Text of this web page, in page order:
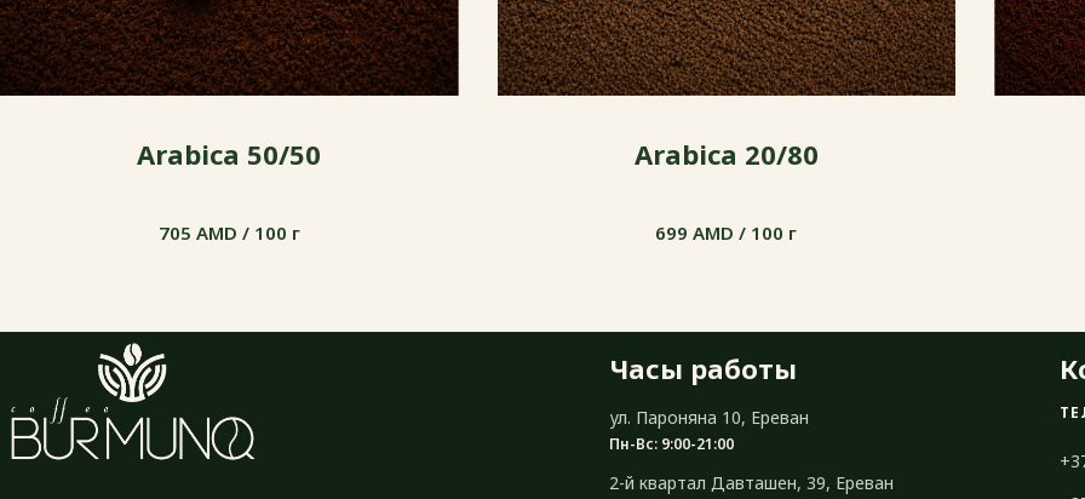
Arabica 50/50
705 AMD / 100 г
Arabica 20/80
699 AMD / 100 г
Часы работы
ул. Пароняна 10, Ереван
Пн-Вс: 9:00-21:00
2-й квартал Давташен, 39, Ереван